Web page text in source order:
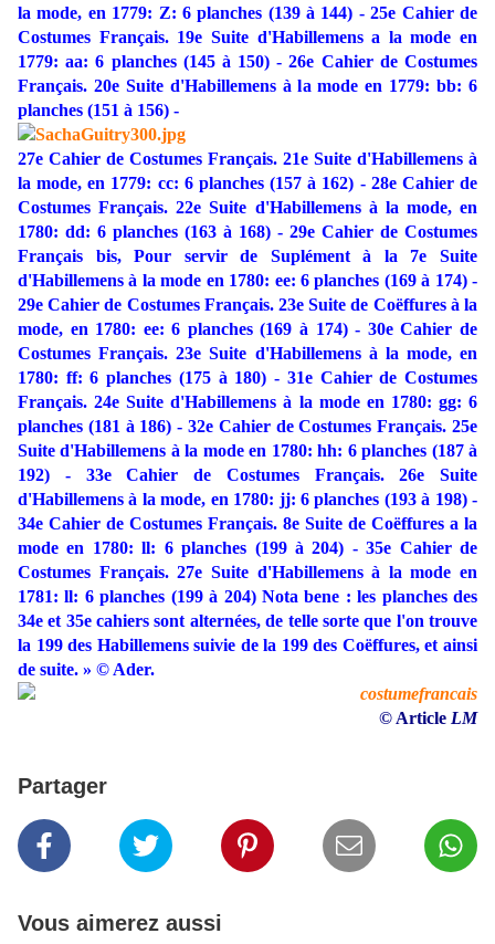
la mode, en 1779: Z: 6 planches (139 à 144) - 25e Cahier de
Costumes Français. 19e Suite d'Habillemens a la mode en
1779: aa: 6 planches (145 à 150) - 26e Cahier de Costumes
Français. 20e Suite d'Habillemens à la mode en 1779: bb: 6
planches (151 à 156) -
27e Cahier de Costumes Français. 21e Suite d'Habillemens à
la mode, en 1779: cc: 6 planches (157 à 162) - 28e Cahier de
Costumes Français. 22e Suite d'Habillemens à la mode, en
1780: dd: 6 planches (163 à 168) - 29e Cahier de Costumes
Français bis, Pour servir de Suplément à la 7e Suite
d'Habillemens à la mode en 1780: ee: 6 planches (169 à 174) -
29e Cahier de Costumes Français. 23e Suite de Coëffures à la
mode, en 1780: ee: 6 planches (169 à 174) - 30e Cahier de
Costumes Français. 23e Suite d'Habillemens à la mode, en
1780: ff: 6 planches (175 à 180) - 31e Cahier de Costumes
Français. 24e Suite d'Habillemens à la mode en 1780: gg: 6
planches (181 à 186) - 32e Cahier de Costumes Français. 25e
Suite d'Habillemens à la mode en 1780: hh: 6 planches (187 à
192) - 33e Cahier de Costumes Français. 26e Suite
d'Habillemens à la mode, en 1780: jj: 6 planches (193 à 198) -
34e Cahier de Costumes Français. 8e Suite de Coëffures a la
mode en 1780: ll: 6 planches (199 à 204) - 35e Cahier de
Costumes Français. 27e Suite d'Habillemens à la mode en
1781: ll: 6 planches (199 à 204) Nota bene : les planches des
34e et 35e cahiers sont alternées, de telle sorte que l'on trouve
la 199 des Habillemens suivie de la 199 des Coëffures, et ainsi
de suite. » © Ader.
© Article LM
Partager
Vous aimerez aussi